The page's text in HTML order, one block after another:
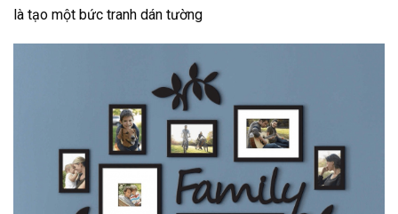
là tạo một bức tranh dán tường